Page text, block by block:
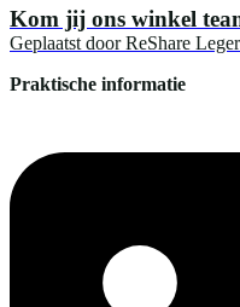
Kom jij ons winkel
Geplaatst door ReShare
Praktische informatie